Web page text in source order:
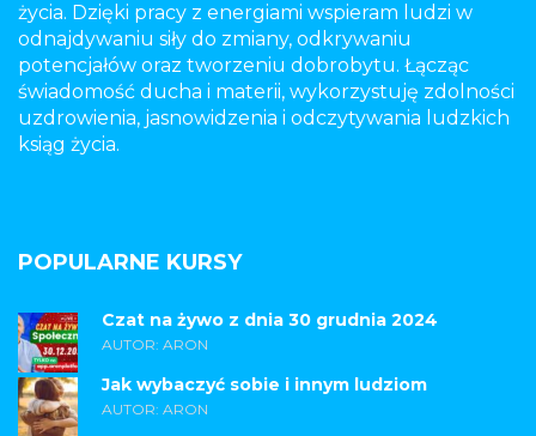
życia. Dzięki pracy z energiami wspieram ludzi w
odnajdywaniu siły do zmiany, odkrywaniu
potencjałów oraz tworzeniu dobrobytu. Łącząc
świadomość ducha i materii, wykorzystuję zdolności
uzdrowienia, jasnowidzenia i odczytywania ludzkich
ksiąg życia.
POPULARNE KURSY
Czat na żywo z dnia 30 grudnia 2024
AUTOR: ARON
Jak wybaczyć sobie i innym ludziom
AUTOR: ARON